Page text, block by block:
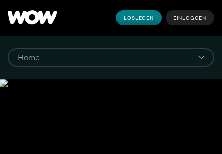
LOSLEGEN EINLOGGEN